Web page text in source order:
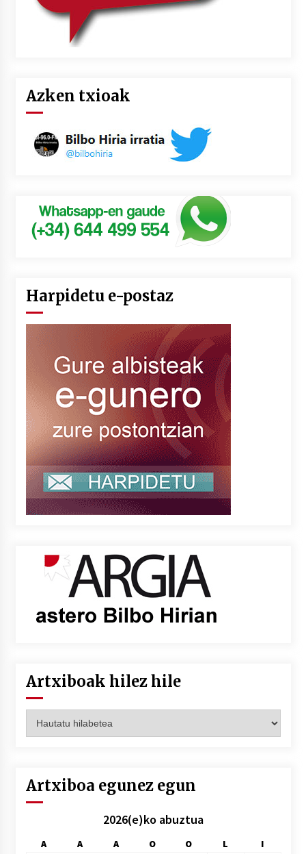
Azken txioak
Harpidetu e-postaz
Artxiboak hilez hile
hilez
Artxiboa egunez egun
2026(e)ko abuztua
A A A O O L
I